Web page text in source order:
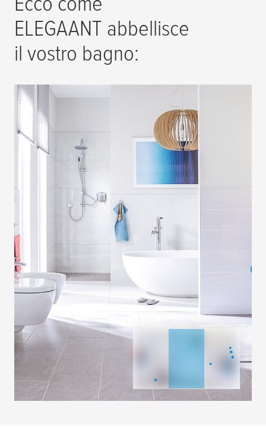
ELEGAANT abbellisce
il vostro bagno: